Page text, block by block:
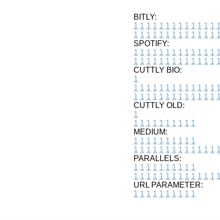
BITLY:
1 1 1 1 1 1 1 1 1 1 1 1 1 1
1 1 1 1 1 1 1 1 1 1 1 1 1 1
SPOTIFY:
1 1 1 1 1 1 1 1 1 1 1 1 1 1
1 1 1 1 1 1 1 1 1 1 1 1 1 1
CUTTLY BIO:
1
1 1 1 1 1 1 1 1 1 1 1 1 1 1
1 1 1 1 1 1 1 1 1 1 1 1 1 1
CUTTLY OLD:
1
1 1 1 1 1 1 1 1 1 1
MEDIUM:
1 1 1 1 1 1 1 1 1 1
1 1 1 1 1 1 1 1 1 1 1 1 1 1
PARALLELS:
1 1 1 1 1 1 1 1 1 1
1 1 1 1 1 1 1 1 1 1 1 1 1 1
URL PARAMETER:
1 1 1 1 1 1 1 1 1 1